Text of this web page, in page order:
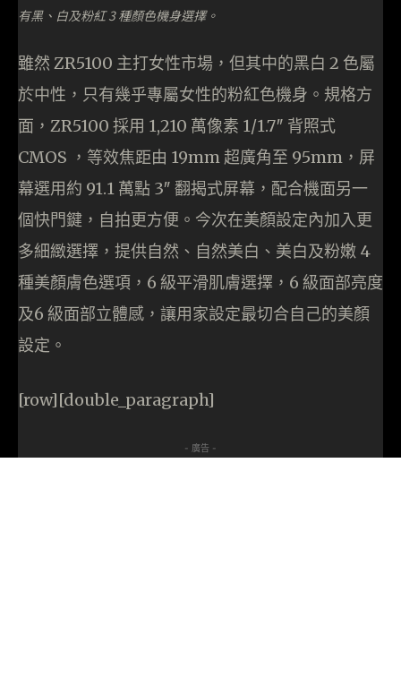
有黑、白及粉紅 3 種顏色機身選擇。
雖然 ZR5100 主打女性市場，但其中的黑白 2 色屬
於中性，只有幾乎專屬女性的粉紅色機身。規格方
面，ZR5100 採用 1,210 萬像素 1/1.7″ 背照式
CMOS ，等效焦距由 19mm 超廣角至 95mm，屏
幕選用約 91.1 萬點 3″ 翻揭式屏幕，配合機面另一
個快門鍵，自拍更方便。今次在美顏設定內加入更
多細緻選擇，提供自然、自然美白、美白及粉嫩 4
種美顏膚色選項，6 級平滑肌膚選擇，6 級面部亮度
及6 級面部立體感，讓用家設定最切合自己的美顏
設定。
[row][double_paragraph]
- 廣告 -